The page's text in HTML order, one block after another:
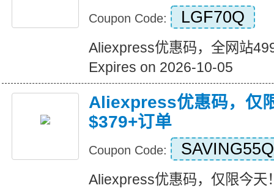
Coupon Code: LGF70Q
Aliexpress优惠码，全网站
Expires on 2026-10-05
Aliexpress优惠码，仅
$379+订单
Coupon Code: SAVING55Q
Aliexpress优惠码，仅限今天